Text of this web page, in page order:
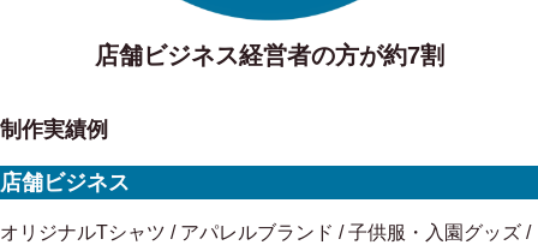
店舗ビジネス経営者の方が約7割
制作実績例
店舗ビジネス
オリジナルTシャツ / アパレルブランド / 子供服・入園グッズ /